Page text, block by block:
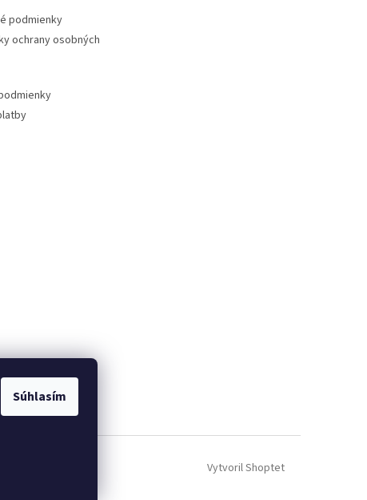
Súhlasím
podmienky
ochrany osobných
Vytvoril Shoptet